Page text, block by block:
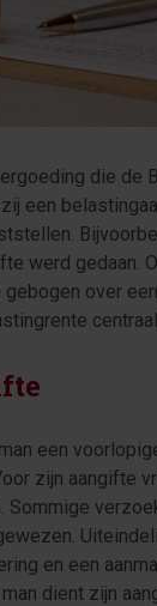
die de
een
werd gedaan.
over
een
zijn aangifte
Sommige
en een
dient zijn